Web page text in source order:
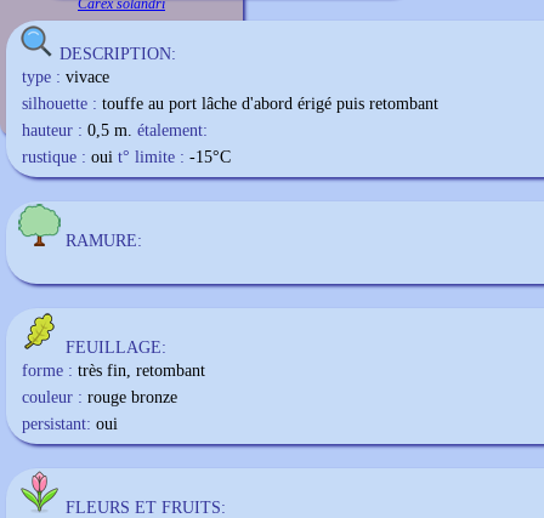
Carex solandri
DESCRIPTION:
type : vivace
silhouette : touffe au port lâche d'abord érigé puis retombant
hauteur : 0,5 m. étalement:
rustique : oui t° limite : -15°C
RAMURE:
FEUILLAGE:
forme : très fin, retombant
couleur : rouge bronze
persistant: oui
FLEURS ET FRUITS: